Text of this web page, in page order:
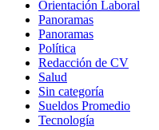
Orientación Laboral
Panoramas
Panoramas
Política
Redacción de CV
Salud
Sin categoría
Sueldos Promedio
Tecnología